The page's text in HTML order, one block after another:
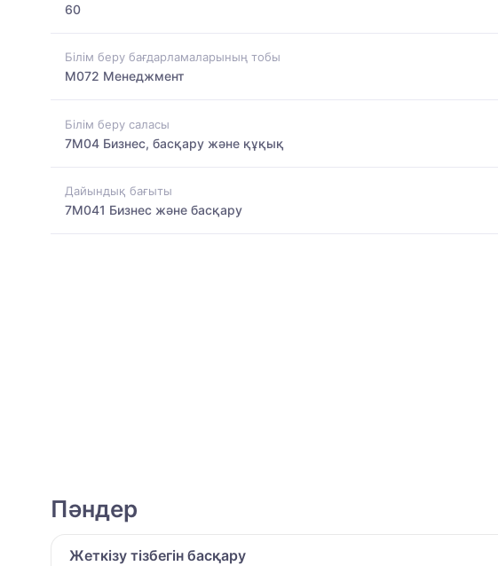
60
Білім беру бағдарламаларының тобы
M072 Менеджмент
Білім беру саласы
7M04 Бизнес, басқару және құқық
Дайындық бағыты
7M041 Бизнес және басқару
Пәндер
Жеткізу тізбегін басқару